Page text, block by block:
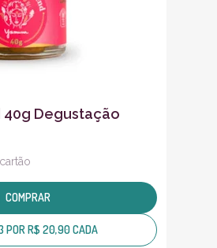
40g Degustação
COMPRAR
POR R$ 20,90 CADA